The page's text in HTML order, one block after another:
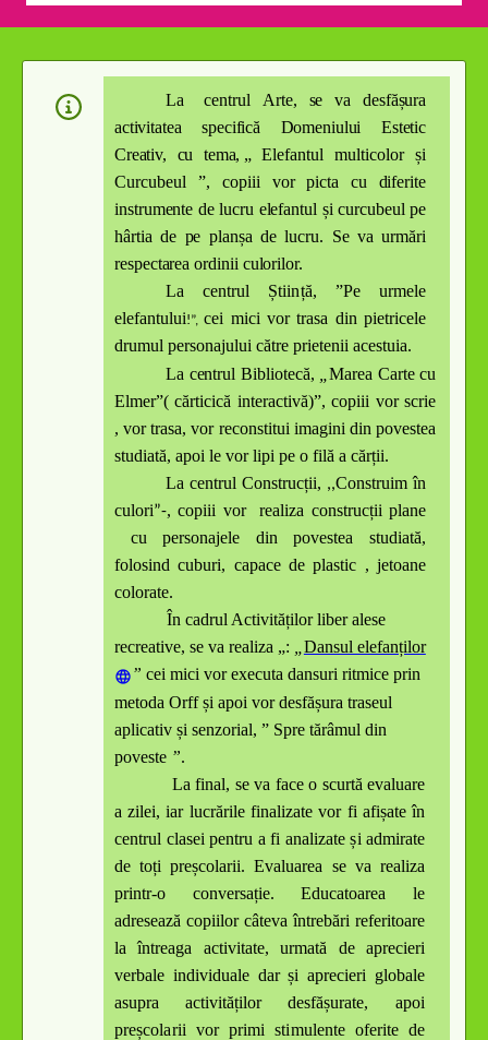
La centrul Arte, se va desfășura
activitatea specifică Domeniului Estetic
Creativ, cu tema, „Elefantul multicolor și
Curcubeul ”, copiii vorpicta cu diferite
instrumente de lucru elefantul și curcubeul pe
hârtia de pe planșa de lucru. Se va urmări
respectarea ordinii culorilor.
La centrul Știință, ”Pe urmele
elefantului!”,cei mici vor trasa din pietricele
drumul personajului către prietenii acestuia.
La centrul Bibliotecă, „Marea Carte cu
Elmer”( cărticică interactivă)”, copiii vor scrie
, vor trasa, vor reconstitui imagini din povestea
studiată, apoi le vor lipi pe o filă a cărții.
La centrulConstrucții, ,,Construim în
culori”-, copiii vor realiza construcții plane
cu personajele din povestea studiată,
folosind cuburi, capace de plastic , jetoane
colorate.
În cadrul Activităților liberalese
recreative, se va realiza „: „Dansul elefanților
” cei mici vor executa dansuri ritmice prin
metoda Orff și apoi vor desfășura traseul
aplicativ și senzorial, ” Spre tărâmul din
poveste ”.
La final, se va face o scurtăevaluare
a zilei, iar lucrările finalizate vor fi afișate în
centrul clasei pentru a fi analizateși admirate
de toți preșcolarii. Evaluarea se va realiza
printr-o conversație. Educatoarea le
adreseazăcopiilorcâteva întrebări referitoare
la întreaga activitate, urmată deaprecieri
verbale individuale dar și aprecieri globale
asupra activităților desfășurate, apoi
preșcolariivor primi stimulente oferite de